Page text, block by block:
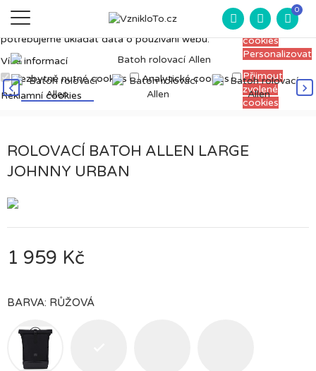
Měříme, ladíme a vylepšujeme, aby pro vás
prohlížení webu bylo co nejpříjemnější. Proto si
potřebujeme ukládat data o používání webu.
Více informací
Přijmout
všechny
cookies
Personalizovat
Nezbytně nutné cookies
Analytické cookies
Reklamní cookies
Přijmout
zvolené
cookies
0
ROLOVACÍ BATOH ALLEN LARGE
JOHNNY URBAN
1 959 Kč
BARVA: RŮŽOVÁ
Černá